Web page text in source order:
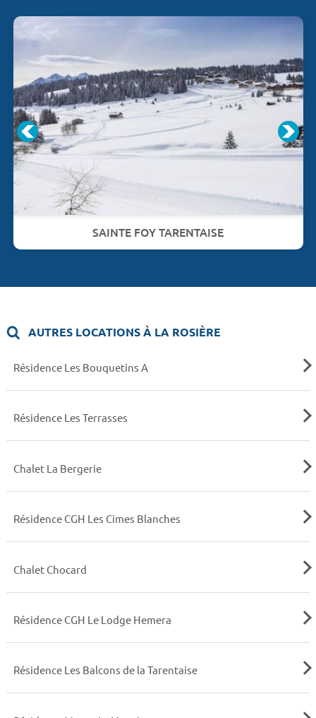
SAINTE FOY TARENTAISE
AUTRES LOCATIONS À LA ROSIÈRE
Résidence Les Bouquetins A
Résidence Les Terrasses
Chalet La Bergerie
Résidence CGH Les Cimes Blanches
Chalet Chocard
Résidence CGH Le Lodge Hemera
Résidence Les Balcons de la Tarentaise